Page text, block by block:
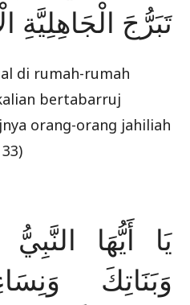
تَبَرُّجَ الْجَاهِلِيَّةِ
di rumah-rumah
bertabarruj
orang-orang jahiliah
يَا أَيُّهَا
وَبَنَاتِكَ